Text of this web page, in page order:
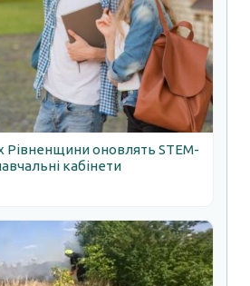
Рівненщини оновлять STEM-
кабінети